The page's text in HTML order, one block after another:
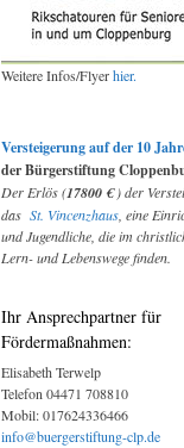
Weitere Infos/Flyerhier.
Versteigerung auf der 10
der Bürgerstiftung
Der Erlös (17800 €) der
das St. Vincenzhaus, eine
und Jugendliche, die im
Lern- und Lebenswege finden.
Ihr Ansprechpartner für
Fördermaßnahmen:
Elisabeth Terwelp
Telefon 04471 708810
Mobil: 017624336466
info@buergerstiftung-clp.de